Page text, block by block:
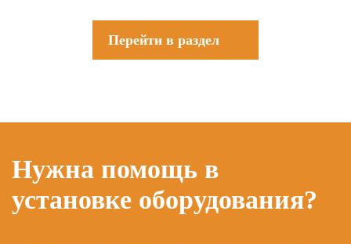
Перейти в раздел
Нужна помощь в
установке оборудования?